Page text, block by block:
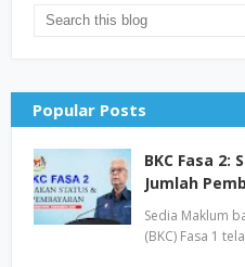
Popular Posts
BKC Fasa
Jumlah
Sedia Maklum
(BKC) Fasa 1